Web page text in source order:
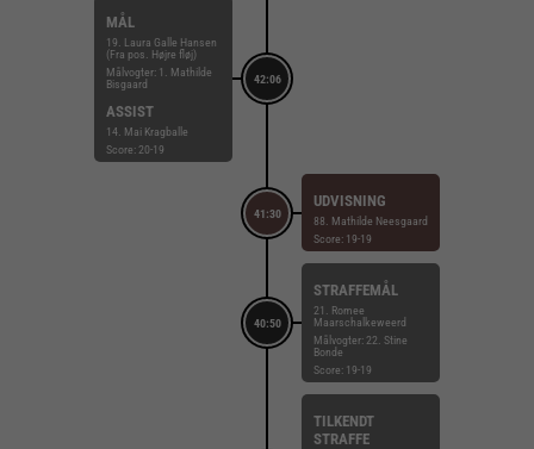
42:06
MÅL
19. Laura Galle Hansen
(Fra pos. Højre fløj)
Målvogter: 1. Mathilde
Bisgaard
ASSIST
14. Mai Kragballe
Score: 20-19
41:30
UDVISNING
88. Mathilde Neesgaard
Score: 19-19
40:50
STRAFFEMÅL
21. Romee
Maarschalkeweerd
Målvogter: 22. Stine
Bonde
Score: 19-19
TILKENDT
STRAFFE